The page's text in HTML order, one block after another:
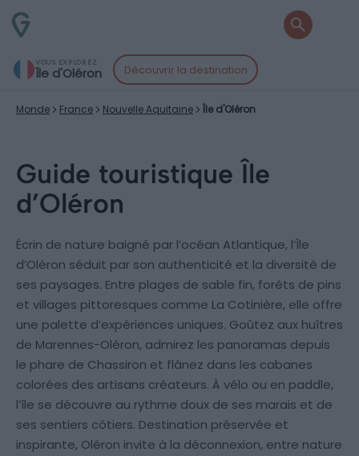
VOUS EXPLOREZ
Île d'Oléron Découvrir la destination
Monde France Nouvelle Aquitaine Île d'Oléron
Guide touristique Île
d’Oléron
Écrin de nature baigné par l’océan Atlantique, l’Île
d’Oléron séduit par son authenticité et la diversité de
ses paysages. Entre plages de sable fin, forêts de pins
et villages pittoresques comme La Cotinière, elle offre
une palette d’expériences uniques. Goûtez aux huîtres
de Marennes-Oléron, admirez les panoramas depuis
le phare de Chassiron et flânez dans les cabanes
colorées des artisans créateurs. À vélo ou en paddle,
l’île se découvre au rythme doux de ses marais et de
ses sentiers côtiers. Destination préservée et
inspirante, Oléron invite à la déconnexion, entre nature